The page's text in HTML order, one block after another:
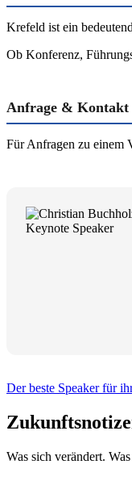
Krefeld ist ein
Ob Konferenz,
Anfrage & Kontakt
Für Anfragen zu einem
Der beste Speaker für
Was sich verändert.